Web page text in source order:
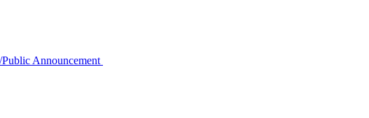
/Public Announcement